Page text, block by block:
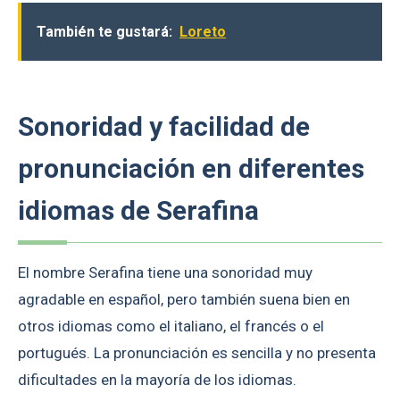
También te gustará: Loreto
Sonoridad y facilidad de
pronunciación en diferentes
idiomas de Serafina
El nombre Serafina tiene una sonoridad muy
agradable en español, pero también suena bien en
otros idiomas como el italiano, el francés o el
portugués. La pronunciación es sencilla y no presenta
dificultades en la mayoría de los idiomas.